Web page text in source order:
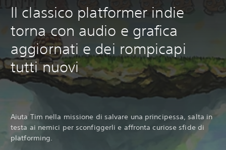
Il classico platformer indie
torna con audio e grafica
aggiornati e dei rompicapi
tutti nuovi
Aiuta Tim nella missione di salvare una principessa, salta in
testa ai nemici per sconfiggerli e affronta curiose sfide di
platforming.